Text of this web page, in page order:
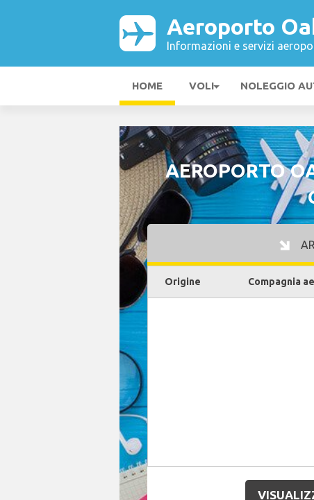
Aeroporto
Informazioni e servizi
HOME VOLI NOLEGGIO
AEROPORTO
Origine Compagnia